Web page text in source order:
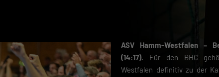
ASV Hamm-Westfalen –
(14:17). Für den BHC
Westfalen definitiv zu der